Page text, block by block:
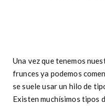
Una vez que tenemos
frunces ya podemos
se suele usar un hilo de
Existen muchísimos tipos